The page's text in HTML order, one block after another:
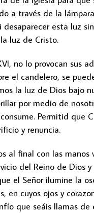
a través de la
esta luz
luz de Cristo.
no lo provocan sus
el candelero, se
la luz de Dios bajo
por medio de
Permitid que
y renuncia.
al final con las manos
del Reino de Dios
el Señor ilumine la
en cuyos ojos y
que seáis llamas de